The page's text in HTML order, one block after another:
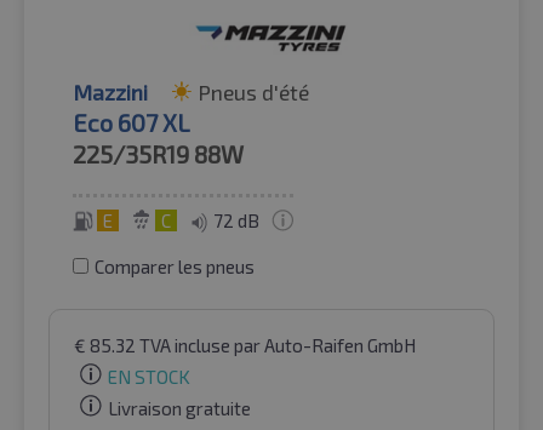
Mazzini Pneus d'été
Eco 607 XL
225/35R19 88W
E C 72 dB
Comparer les pneus
€ 85.32 TVA incluse par Auto-Raifen GmbH
EN STOCK
Livraison gratuite